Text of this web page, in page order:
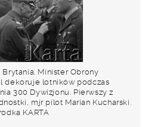
Minister Obrony
dekoruje lotników podczas
300 Dywizjonu. Pierwszy z
mjr pilot Marian Kucharski.
KARTA